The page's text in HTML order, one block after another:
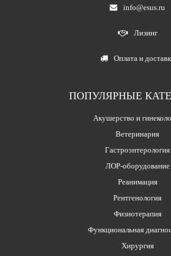
info@esus.ru
Лизинг
Оплата и
ПОПУЛЯРНЫЕ
Акушерство и
Ветеринария
Гастроэнтерология
ЛОР-оборудование
Реанимация
Рентгенология
Физиотерапия
Функциональная
Хирургия